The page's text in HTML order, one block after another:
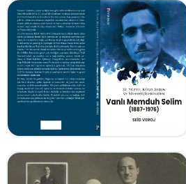
Siyasetçi Kimliğiyle
Mevlanzade Rıfat - Seîd
Veroj
Memduh Selîmê Wanî (1887-
1876)